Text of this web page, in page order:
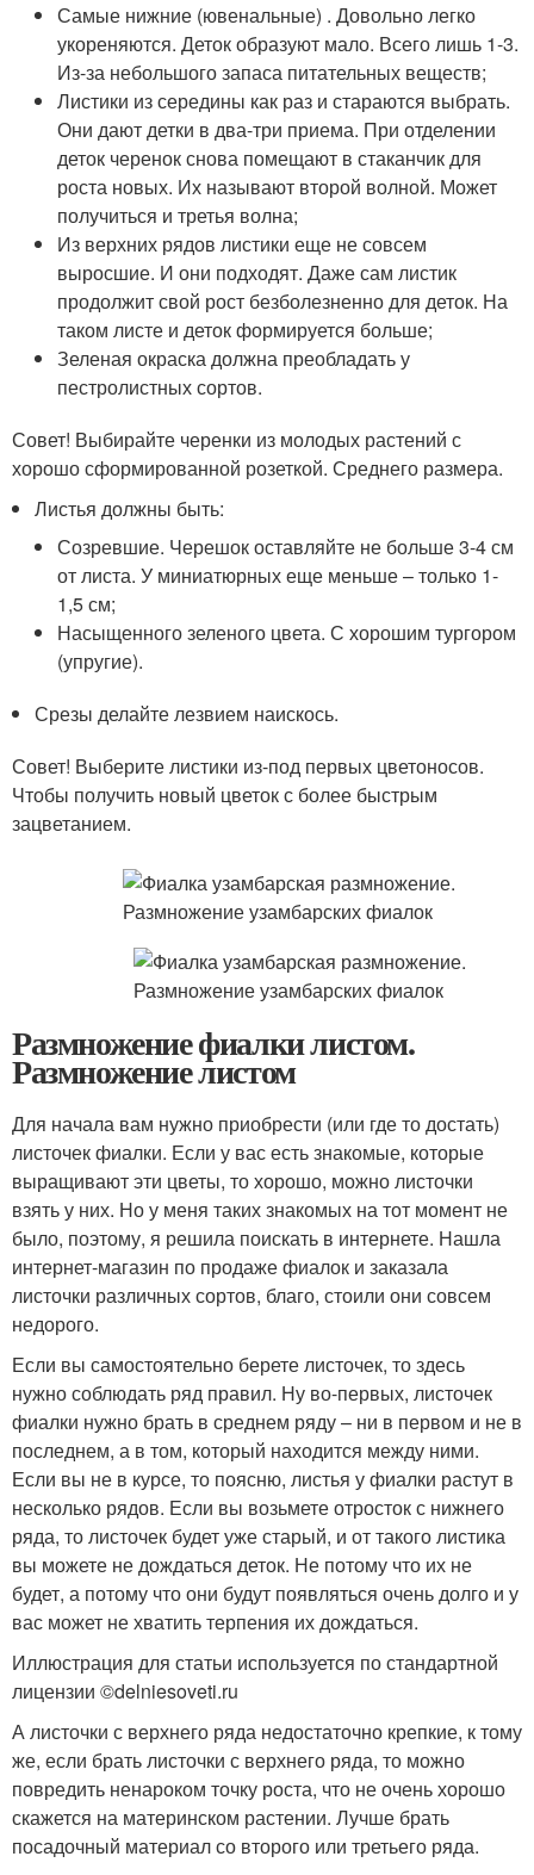
Самые нижние (ювенальные) . Довольно легко
укореняются. Деток образуют мало. Всего лишь 1-3.
Из-за небольшого запаса питательных веществ;
Листики из середины как раз и стараются выбрать.
Они дают детки в два-три приема. При отделении
деток черенок снова помещают в стаканчик для
роста новых. Их называют второй волной. Может
получиться и третья волна;
Из верхних рядов листики еще не совсем
выросшие. И они подходят. Даже сам листик
продолжит свой рост безболезненно для деток. На
таком листе и деток формируется больше;
Зеленая окраска должна преобладать у
пестролистных сортов.
Совет! Выбирайте черенки из молодых растений с
хорошо сформированной розеткой. Среднего размера.
Листья должны быть:
Созревшие. Черешок оставляйте не больше 3-4 см
от листа. У миниатюрных еще меньше – только 1-
1,5 см;
Насыщенного зеленого цвета. С хорошим тургором
(упругие).
Срезы делайте лезвием наискось.
Совет! Выберите листики из-под первых цветоносов.
Чтобы получить новый цветок с более быстрым
зацветанием.
Размножение фиалки листом.
Размножение листом
Для начала вам нужно приобрести (или где то достать)
листочек фиалки. Если у вас есть знакомые, которые
выращивают эти цветы, то хорошо, можно листочки
взять у них. Но у меня таких знакомых на тот момент не
было, поэтому, я решила поискать в интернете. Нашла
интернет-магазин по продаже фиалок и заказала
листочки различных сортов, благо, стоили они совсем
недорого.
Если вы самостоятельно берете листочек, то здесь
нужно соблюдать ряд правил. Ну во-первых, листочек
фиалки нужно брать в среднем ряду – ни в первом и не в
последнем, а в том, который находится между ними.
Если вы не в курсе, то поясню, листья у фиалки растут в
несколько рядов. Если вы возьмете отросток с нижнего
ряда, то листочек будет уже старый, и от такого листика
вы можете не дождаться деток. Не потому что их не
будет, а потому что они будут появляться очень долго и у
вас может не хватить терпения их дождаться.
Иллюстрация для статьи используется по стандартной
лицензии ©delniesoveti.ru
А листочки с верхнего ряда недостаточно крепкие, к тому
же, если брать листочки с верхнего ряда, то можно
повредить ненароком точку роста, что не очень хорошо
скажется на материнском растении. Лучше брать
посадочный материал со второго или третьего ряда.